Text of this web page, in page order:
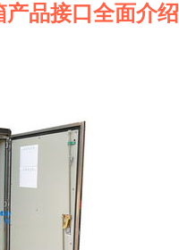
品接口全面介绍